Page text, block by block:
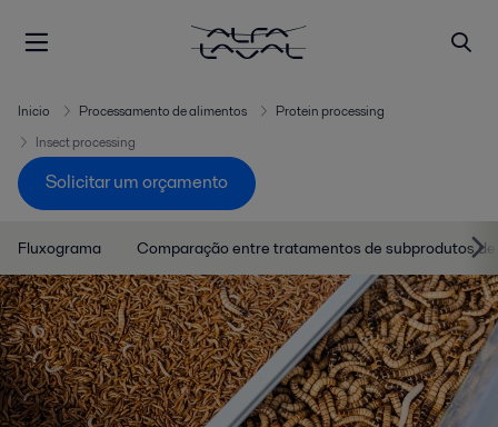
Inicio Processamento de alimentos
Protein processing
Insect processing
Solicitar um orçamento
Fluxograma Comparação entre tratamentos de subprodutos